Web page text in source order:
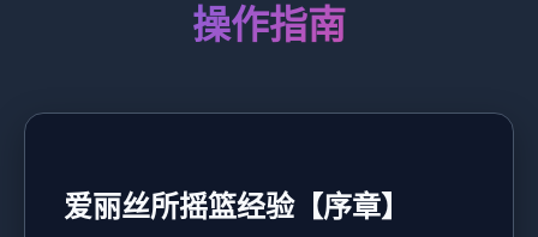
操作指南
爱丽丝所摇篮经验【序章】